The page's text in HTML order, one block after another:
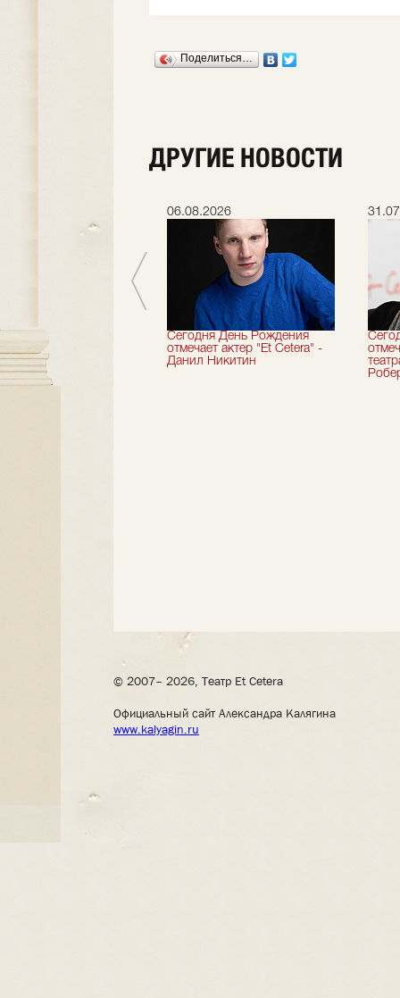
Поделиться…
ДРУГИЕ НОВОСТИ
сезон!
06.08.2026
Сегодня День Рождения
отмечает актер "Et Cetera" -
Данил Никитин
© 2007– 2026, Театр Et Cetera
Официальный сайт Александра Калягина
www.kalyagin.ru